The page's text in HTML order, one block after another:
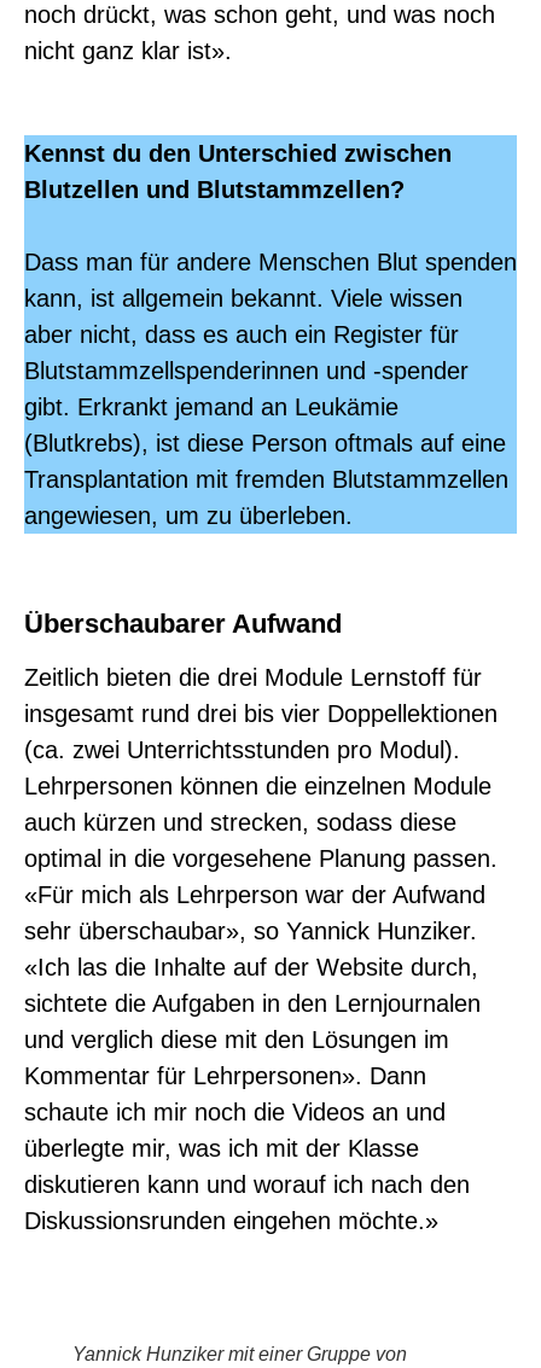
noch drückt, was schon geht, und was noch
nicht ganz klar ist».
Kennst du den Unterschied zwischen
Blutzellen und Blutstammzellen?
Dass man für andere Menschen Blut spenden
kann, ist allgemein bekannt. Viele wissen
aber nicht, dass es auch ein Register für
Blutstammzellspenderinnen und -spender
gibt. Erkrankt jemand an Leukämie
(Blutkrebs), ist diese Person oftmals auf eine
Transplantation mit fremden Blutstammzellen
angewiesen, um zu überleben.
Überschaubarer Aufwand
Zeitlich bieten die drei Module Lernstoff für
insgesamt rund drei bis vier Doppellektionen
(ca. zwei Unterrichtsstunden pro Modul).
Lehrpersonen können die einzelnen Module
auch kürzen und strecken, sodass diese
optimal in die vorgesehene Planung passen.
«Für mich als Lehrperson war der Aufwand
sehr überschaubar», so Yannick Hunziker.
«Ich las die Inhalte auf der Website durch,
sichtete die Aufgaben in den Lernjournalen
und verglich diese mit den Lösungen im
Kommentar für Lehrpersonen». Dann
schaute ich mir noch die Videos an und
überlegte mir, was ich mit der Klasse
diskutieren kann und worauf ich nach den
Diskussionsrunden eingehen möchte.»
Yannick Hunziker mit einer Gruppe von